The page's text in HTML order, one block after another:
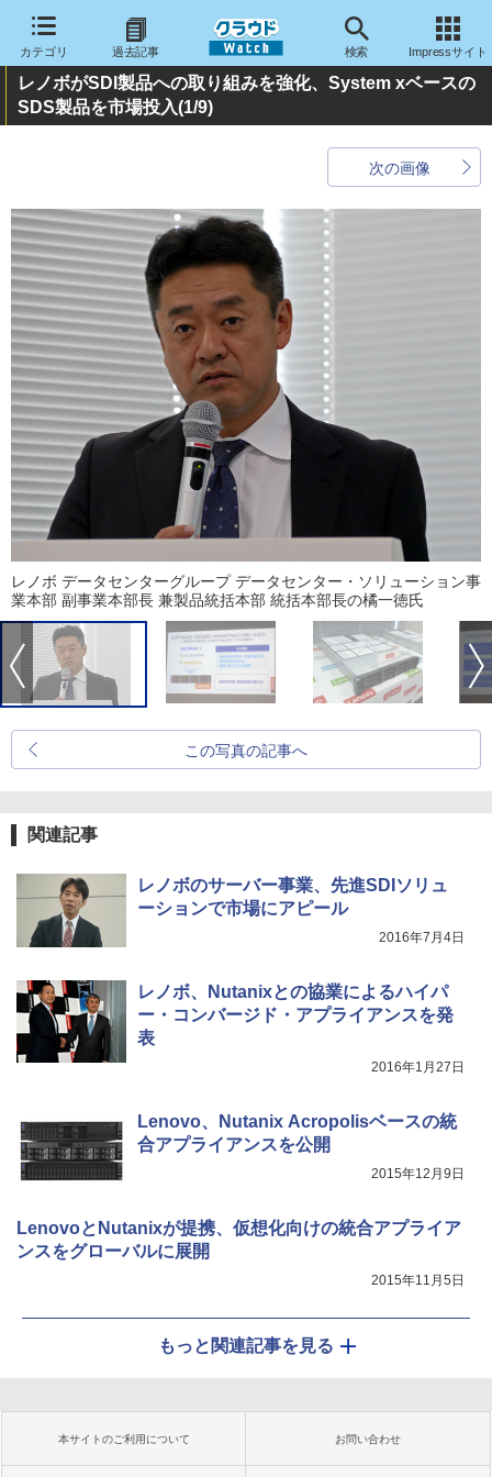
カテゴリ 過去記事 検索 Impressサイト
レノボがSDI製品への取り組みを強化、System xベースの
SDS製品を市場投入(1/9)
次の画像
レノボ データセンターグループ データセンター・ソリューション事
業本部 副事業本部長 兼製品統括本部 統括本部長の橘一徳氏
この写真の記事へ
関連記事
レノボのサーバー事業、先進SDIソリュ
ーションで市場にアピール
2016年7月4日
レノボ、Nutanixとの協業によるハイパ
ー・コンバージド・アプライアンスを発
表
2016年1月27日
Lenovo、Nutanix Acropolisベースの統
合アプライアンスを公開
2015年12月9日
LenovoとNutanixが提携、仮想化向けの統合アプライア
ンスをグローバルに展開
2015年11月5日
もっと関連記事を見る
本サイトのご利用について お問い合わせ